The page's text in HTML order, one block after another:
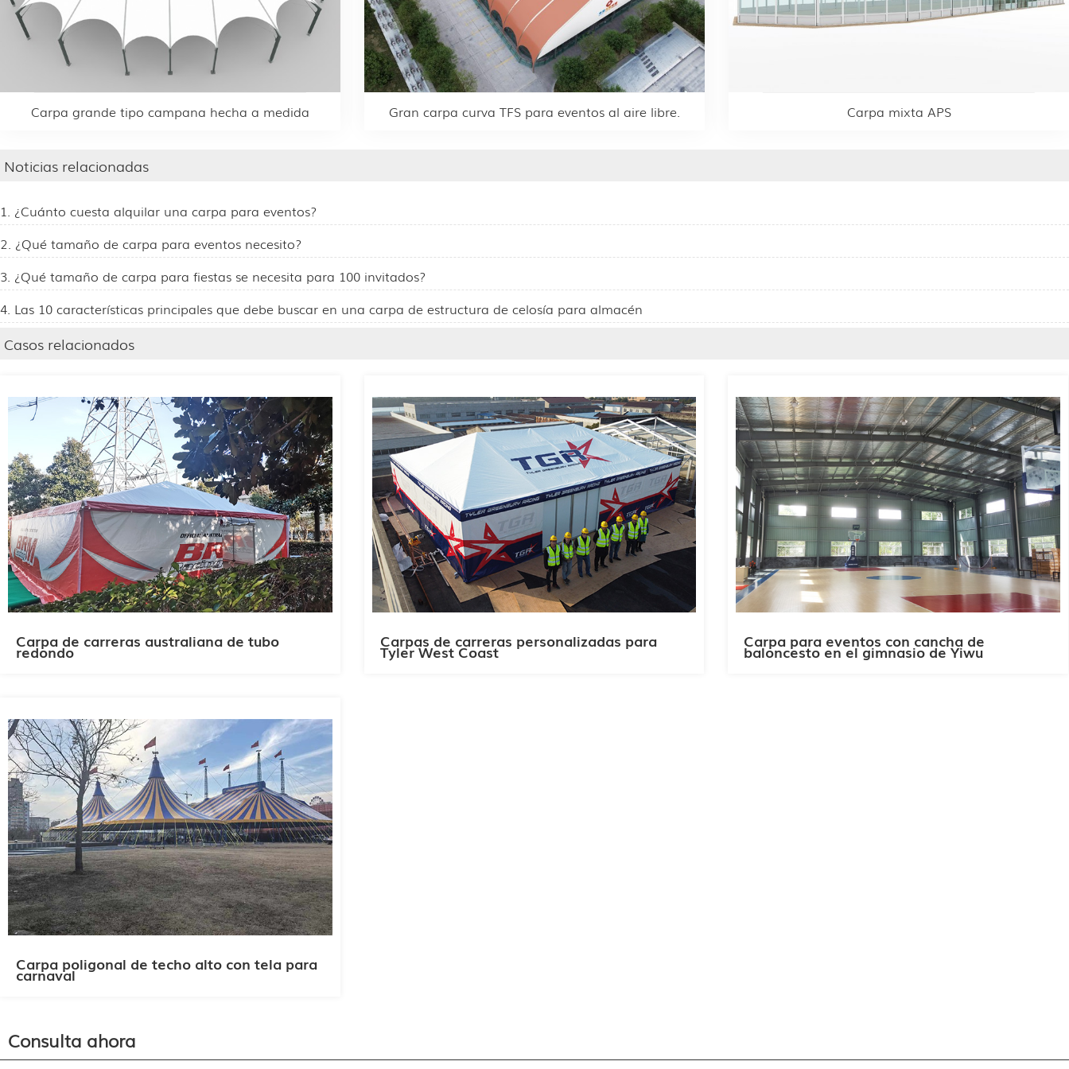
Carpa grande tipo campana hecha a medida Gran carpa curva TFS para eventos al aire libre. Carpa mixta APS
Noticias relacionadas
1. ¿Cuánto cuesta alquilar una carpa para eventos?
2. ¿Qué tamaño de carpa para eventos necesito?
3. ¿Qué tamaño de carpa para fiestas se necesita para 100 invitados?
4. Las 10 características principales que debe buscar en una carpa de estructura de celosía para almacén
Casos relacionados
Carpa de carreras australiana de tubo
redondo
Carpas de carreras personalizadas para
Tyler West Coast
Carpa para eventos con cancha de
baloncesto en el gimnasio de Yiwu
Carpa poligonal de techo alto con tela para
carnaval
Consulta ahora